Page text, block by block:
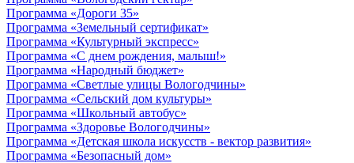
Программа «Дороги 35»
Программа «Земельный сертификат»
Программа «Культурный экспресс»
Программа «С днем рождения, малыш!»
Программа «Народный бюджет»
Программа «Светлые улицы Вологодчины»
Программа «Сельский дом культуры»
Программа «Школьный автобус»
Программа «Здоровье Вологодчины»
Программа «Детская школа искусств - вектор развития»
Программа «Безопасный дом»